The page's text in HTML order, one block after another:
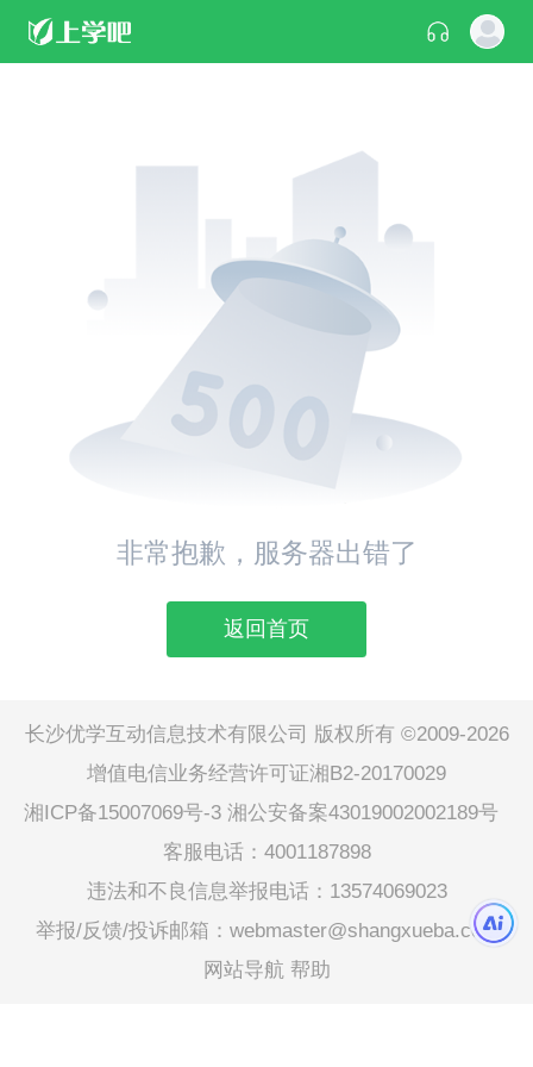
非常抱歉，服务器出错了
返回首页
长沙优学互动信息技术有限公司 版权所有 ©2009-2026
增值电信业务经营许可证湘B2-20170029
湘ICP备15007069号-3 湘公安备案43019002002189号
客服电话：4001187898
违法和不良信息举报电话：13574069023
举报/反馈/投诉邮箱：webmaster@shangxueba.com
网站导航 帮助